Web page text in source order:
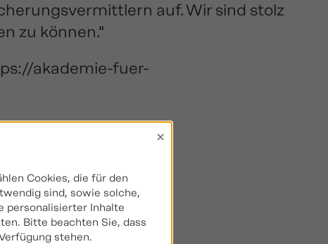
auf. Wir sind stolz
zu können."
akademie-fuer-
×
Cookies, die für den
sind, sowie solche,
personalisierter Inhalte
Bitte beachten Sie, dass
stehen.